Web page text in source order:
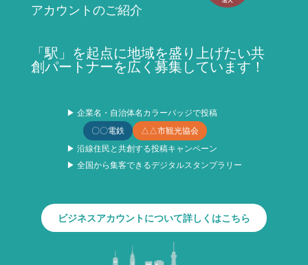
アカウントのご紹介
「駅」を起点に地域を盛り上げたい共
創パートナーを広く募集しています！
▶ 企業名・自治体名カラーバッジで投稿
〇〇電鉄
△△市観光協会
▶ 沿線住民と共創する投稿キャンペーン
▶ 全国から集客できるデジタルスタンプラリー
ビジネスアカウントについて詳しくはこちら